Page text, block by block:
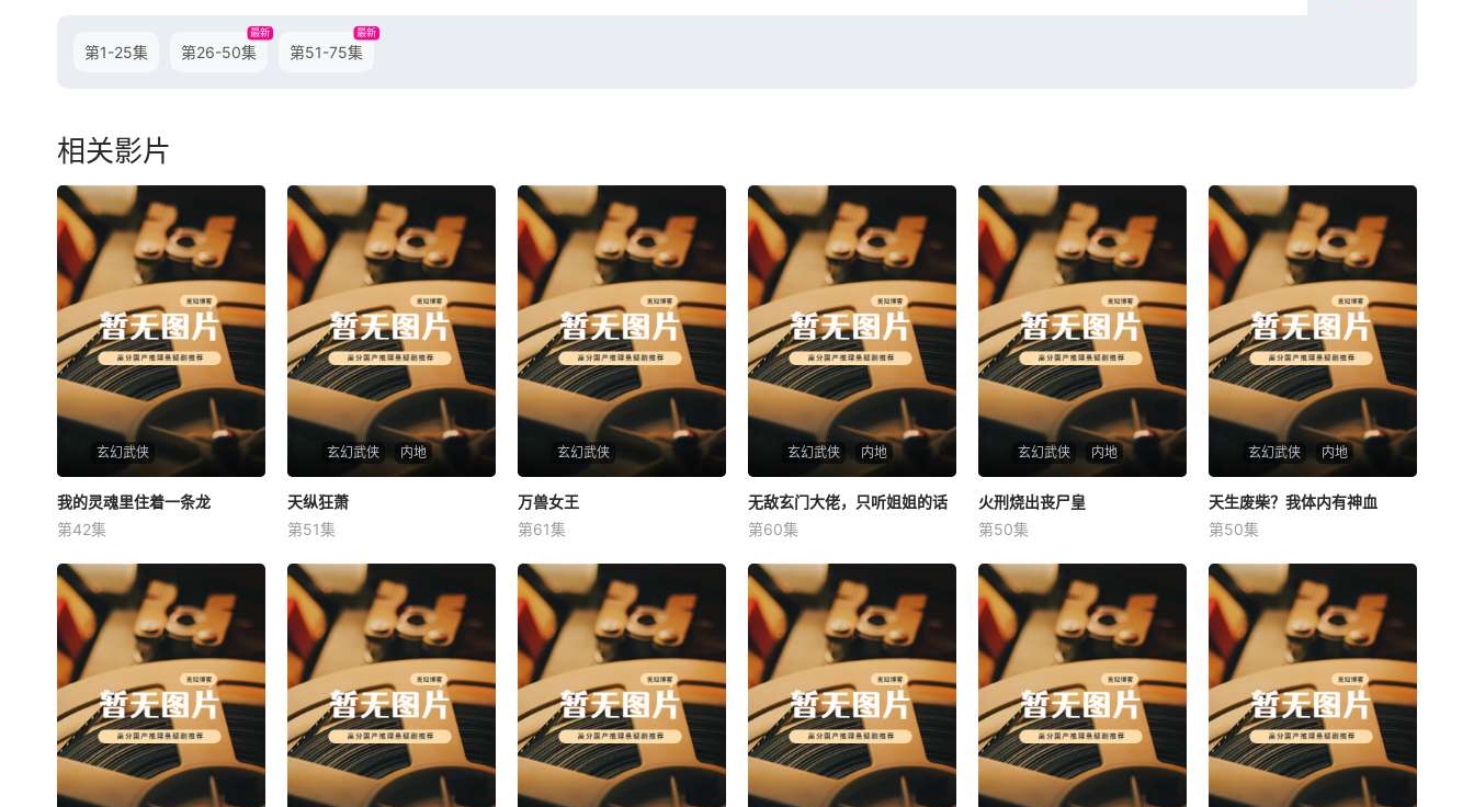
第1-25集 第26-50集
最新
第51-75集
最新
相关影片
玄幻武侠
我的灵魂里住着一条龙
未知
我的灵魂里住着一条龙
第42集
玄幻武侠 内地
天纵狂萧
未知
天纵狂萧
第51集
玄幻武侠
万兽女王
未知
万兽女王
第61集
玄幻武侠 内地
无敌玄门大佬，只听姐姐的话
未知
无敌玄门大佬，只听姐姐的话
第60集
玄幻武侠 内地
火刑烧出丧尸皇
未知
火刑烧出丧尸皇
第50集
玄幻武侠 内地
未知
天生废柴？我体内有神血
第50集